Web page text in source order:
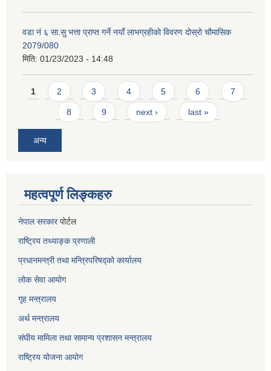
वडा नं ६ सा.सु भत्ता प्राप्त गर्ने नयाँ लाभग्रहीको विवरण दोस्रो चौमासिक
2079/080
मिति: 01/23/2023 - 14:48
Pages
1 2 3 4 5 6 7
8 9 next › last »
अन्य
महत्वपूर्ण लिङ्कहरु
नेपाल सरकारपोर्टल
राष्ट्रिय तथ्याङ्क प्रणाली
प्रधानमन्त्री तथा मन्त्रिपरिषद्को कार्यालय
लोक सेवाआयोग
गृह मन्त्रालय
अर्थ मन्त्रालय
संघीय मामिला तथा सामान्य प्रशासन मन्त्रालय
राष्ट्रिय योजना आयोग